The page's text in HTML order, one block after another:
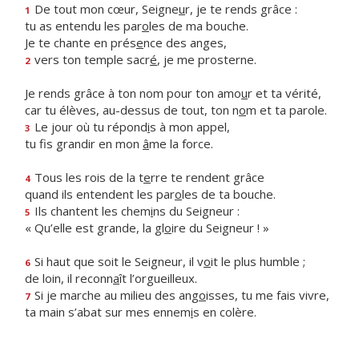
1 De tout mon cœur, Seigneur, je te rends grâce :
tu as entendu les paroles de ma bouche.
Je te chante en présence des anges,
2 vers ton temple sacré, je me prosterne.
Je rends grâce à ton nom pour ton amour et ta vérité,
car tu élèves, au-dessus de tout, ton nom et ta parole.
3 Le jour où tu répondis à mon appel,
tu fis grandir en mon âme la force.
4 Tous les rois de la terre te rendent grâce
quand ils entendent les paroles de ta bouche.
5 Ils chantent les chemins du Seigneur :
« Qu’elle est grande, la gloire du Seigneur ! »
6 Si haut que soit le Seigneur, il voit le plus humble ;
de loin, il reconnaît l’orgueilleux.
7 Si je marche au milieu des angoisses, tu me fais vivre,
ta main s’abat sur mes ennemis en colère.